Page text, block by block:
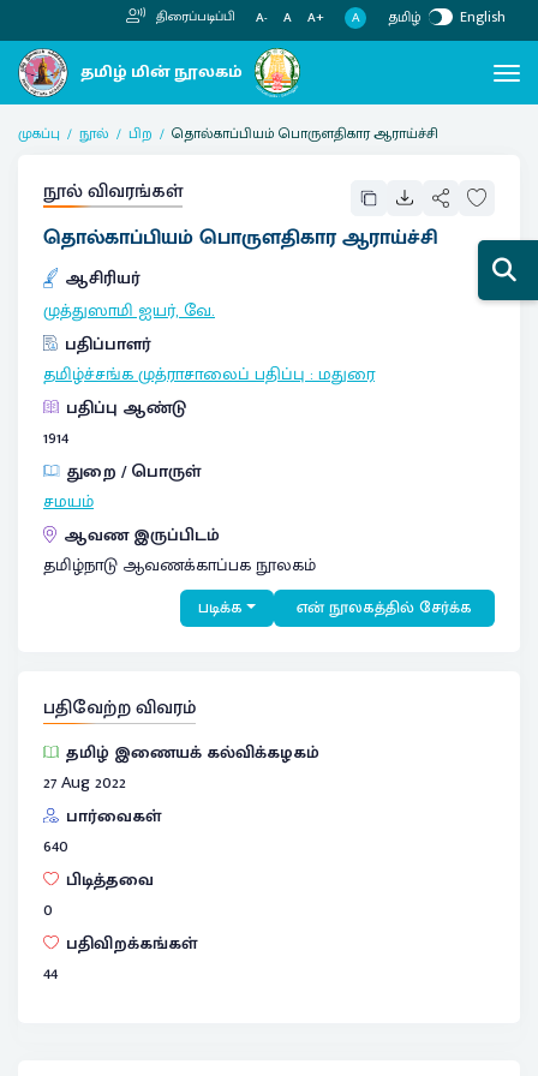
திரைப்படிப்பி A- A A+ A தமிழ் English
முகப்பு நூல் பிற தொல்காப்பியம் பொருளதிகார ஆராய்ச்சி
நூல் விவரங்கள்
தொல்காப்பியம் பொருளதிகார ஆராய்ச்சி
ஆசிரியர்
முத்துஸாமி ஐயர், வே.
பதிப்பாளர்
தமிழ்ச்சங்க முத்ராசாலைப் பதிப்பு:மதுரை
பதிப்பு ஆண்டு
1914
துறை / பொருள்
சமயம்
ஆவண இருப்பிடம்
தமிழ்நாடு ஆவணக்காப்பக நூலகம்
படிக்க என் நூலகத்தில் சேர்க்க
பதிவேற்ற விவரம்
தமிழ் இணையக் கல்விக்கழகம்
27 Aug 2022
பார்வைகள்
640
பிடித்தவை
0
பதிவிறக்கங்கள்
44